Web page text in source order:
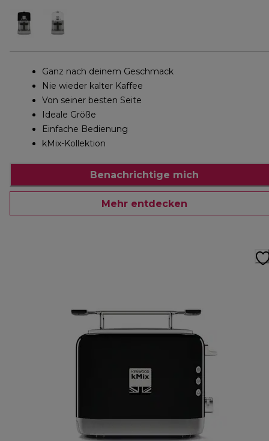
Ganz nach deinem Geschmack
Nie wieder kalter Kaffee
Von seiner besten Seite
Ideale Größe
Einfache Bedienung
kMix-Kollektion
Benachrichtige mich
Mehr entdecken